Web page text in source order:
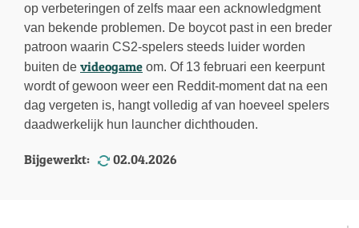
op verbeteringen of zelfs maar een acknowledgment
van bekende problemen. De boycot past in een breder
patroon waarin CS2-spelers steeds luider worden
buiten de videogame om. Of 13 februari een keerpunt
wordt of gewoon weer een Reddit-moment dat na een
dag vergeten is, hangt volledig af van hoeveel spelers
daadwerkelijk hun launcher dichthouden.
Bijgewerkt: 02.04.2026